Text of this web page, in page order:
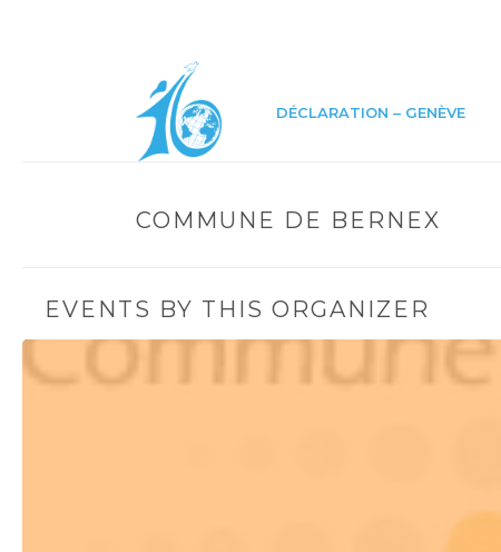
DÉCLARATION – GENÈVE
COMMUNE DE BERNEX
EVENTS BY THIS ORGANIZER